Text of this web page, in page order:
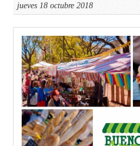
jueves 18 octubre 2018